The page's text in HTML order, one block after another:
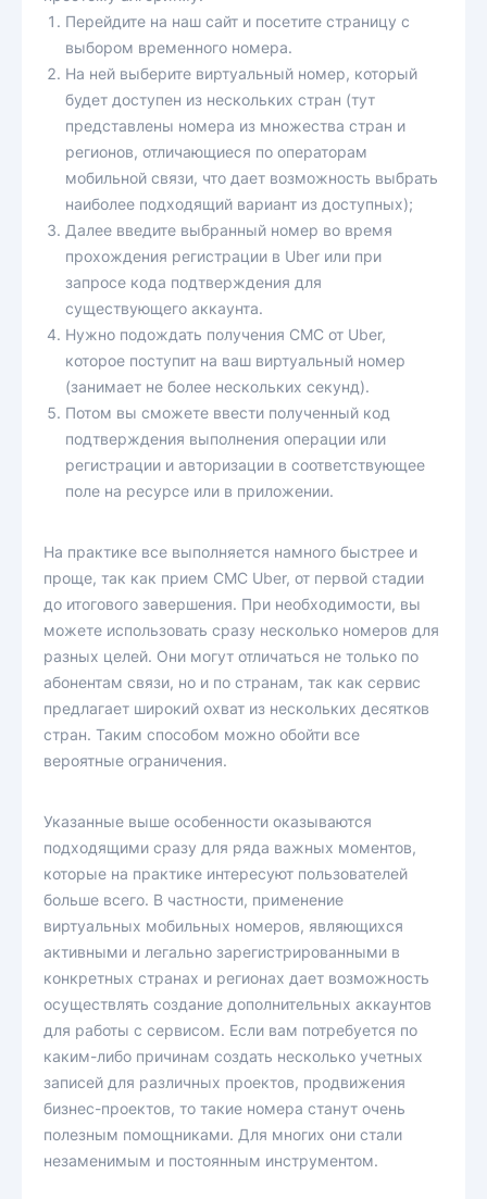
Перейдите на наш сайт и посетите страницу с
выбором временного номера.
На ней выберите виртуальный номер, который
будет доступен из нескольких стран (тут
представлены номера из множества стран и
регионов, отличающиеся по операторам
мобильной связи, что дает возможность выбрать
наиболее подходящий вариант из доступных);
Далее введите выбранный номер во время
прохождения регистрации в Uber или при
запросе кода подтверждения для
существующего аккаунта.
Нужно подождать получения СМС от Uber,
которое поступит на ваш виртуальный номер
(занимает не более нескольких секунд).
Потом вы сможете ввести полученный код
подтверждения выполнения операции или
регистрации и авторизации в соответствующее
поле на ресурсе или в приложении.
На практике все выполняется намного быстрее и
проще, так как прием СМС Uber, от первой стадии
до итогового завершения. При необходимости, вы
можете использовать сразу несколько номеров для
разных целей. Они могут отличаться не только по
абонентам связи, но и по странам, так как сервис
предлагает широкий охват из нескольких десятков
стран. Таким способом можно обойти все
вероятные ограничения.
Указанные выше особенности оказываются
подходящими сразу для ряда важных моментов,
которые на практике интересуют пользователей
больше всего. В частности, применение
виртуальных мобильных номеров, являющихся
активными и легально зарегистрированными в
конкретных странах и регионах дает возможность
осуществлять создание дополнительных аккаунтов
для работы с сервисом. Если вам потребуется по
каким-либо причинам создать несколько учетных
записей для различных проектов, продвижения
бизнес-проектов, то такие номера станут очень
полезным помощниками. Для многих они стали
незаменимым и постоянным инструментом.